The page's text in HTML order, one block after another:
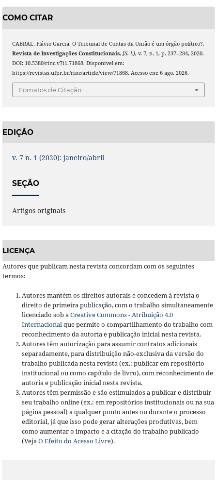
COMO CITAR
CABRAL, Flávio Garcia. O Tribunal de Contas da União é um órgão político?.
Revista de Investigações Constitucionais, [S. l.], v. 7, n. 1, p. 237–284, 2020.
DOI: 10.5380/rinc.v7i1.71868. Disponível em:
https://revistas.ufpr.br/rinc/article/view/71868. Acesso em: 6 ago. 2026.
Fomatos de Citação
EDIÇÃO
v. 7 n. 1 (2020): janeiro/abril
SEÇÃO
Artigos originais
LICENÇA
Autores que publicam nesta revista concordam com os seguintes
termos:
Autores mantém os direitos autorais e concedem à revista o
direito de primeira publicação, com o trabalho simultaneamente
licenciado sob aCreative Commons - Atribuição 4.0
Internacionalque permite o compartilhamento do trabalho com
reconhecimento da autoria e publicação inicial nesta revista.
Autores têm autorização para assumir contratos adicionais
separadamente, para distribuição não-exclusiva da versão do
trabalho publicada nesta revista (ex.: publicar em repositório
institucional ou como capítulo de livro), com reconhecimento de
autoria e publicação inicial nesta revista.
Autores têm permissão e são estimulados a publicar e distribuir
seu trabalho online (ex.: em repositórios institucionais ou na sua
página pessoal) a qualquer ponto antes ou durante o processo
editorial, já que isso pode gerar alterações produtivas, bem
como aumentar o impacto e a citação do trabalho publicado
(VejaO Efeito do Acesso Livre).